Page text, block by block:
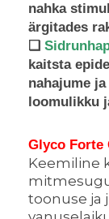
nahka
ärgitades
❑
kaitsta
nahajume
loomulikku
Glyco Forte
Keemiline
toonuse ja